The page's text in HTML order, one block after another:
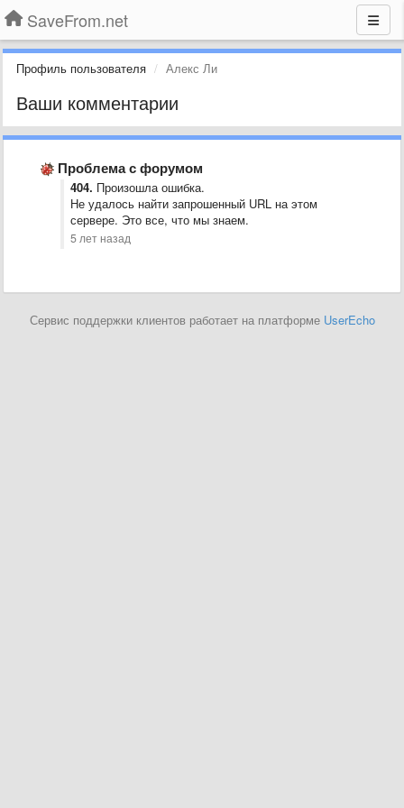
SaveFrom.net
Профиль пользователя Алекс Ли
Ваши комментарии
Проблема с форумом
404. Произошла ошибка.
Не удалось найти запрошенный URL на этом
сервере. Это все, что мы знаем.
5 лет назад
Сервис поддержки клиентов работает на платформе UserEcho